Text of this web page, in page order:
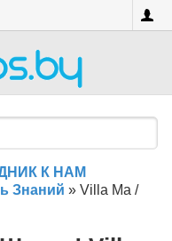
К НАМ
Знаний » Villa Ma /